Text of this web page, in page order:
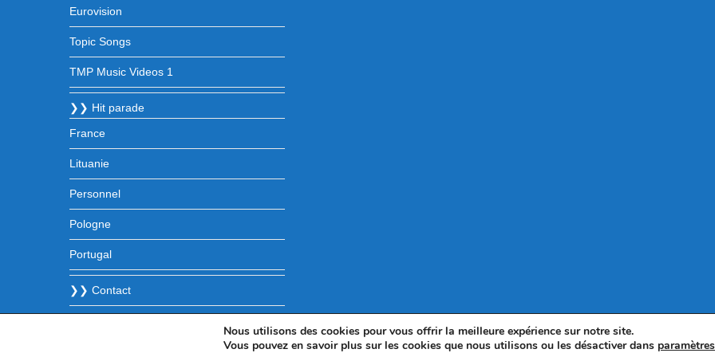
Eurovision
Topic Songs
TMP Music Videos 1
❯❯ Hit parade
France
Lituanie
Personnel
Pologne
Portugal
❯❯ Contact
© 2025 - WordPress Theme by OceanWP
Nous utilisons des cookies pour vous offrir la meilleure expérience sur notre site.
Vous pouvez en savoir plus sur les cookies que nous utilisons ou les désactiver dans paramètres